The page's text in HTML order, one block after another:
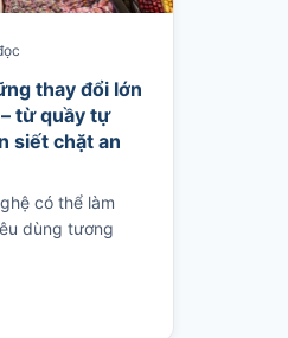
thay đổi lớn
từ quầy tự
siết chặt an
có thể làm
dùng tương